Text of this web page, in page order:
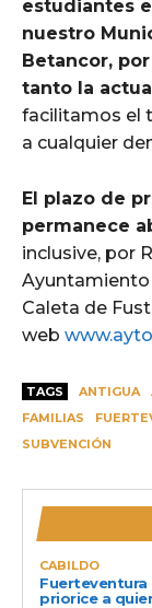
estudiantes
nuestro
Betancor,
tanto la
facilitamos el
a cualquier
El plazo de
permanece
inclusive, por
Ayuntamiento
Caleta de
web
TAGS ANTIGUA
FAMILIAS
SUBVENCIÓN
CABILDO
priorice a